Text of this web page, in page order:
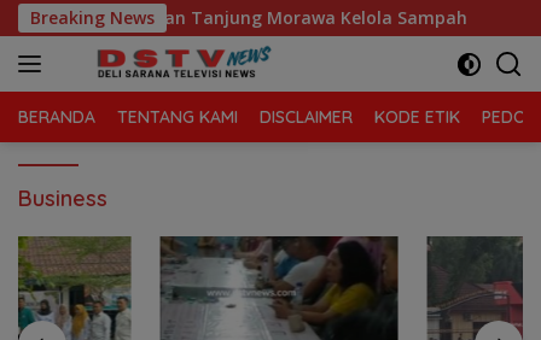
Langsung
ke
konten
Breaking News
Sari, Kecamatan Tanjung Morawa Kelola Sampah
BERANDA TENTANG KAMI DISCLAIMER KODE ETIK
Business